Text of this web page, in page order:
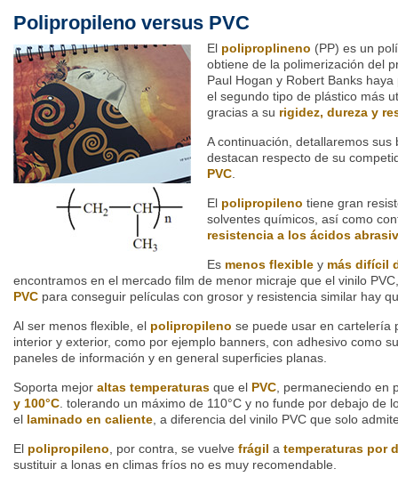
Polipropileno versus PVC
El poliproplineno (PP) es un
obtiene de la polimerización del
Paul Hogan y Robert Banks
el segundo tipo de plástico más
gracias a su rigidez, dureza y
A continuación, detallaremos
destacan respecto de su
PVC.
El polipropileno tiene gran
solventes químicos, así como
resistencia a los ácidos
Es menos flexibley más difícil
encontramos en el mercado film de menor micraje que el vinilo
PVC para conseguir películas con grosor y resistencia similar hay
Al ser menos flexible, el polipropileno se puede usar en cartelería
interior y exterior, como por ejemplo banners, con adhesivo como
paneles de información y en general superficies planas.
Soporta mejor altas temperaturas que el PVC , permaneciendo
y 100°C . tolerando un máximo de 110°C y no funde por debajo de
el laminado en caliente , a diferencia del vinilo PVC que solo
El polipropileno , por contra, se vuelve frágil a temperaturas por
sustituir a lonas en climas fríos no es muy recomendable.